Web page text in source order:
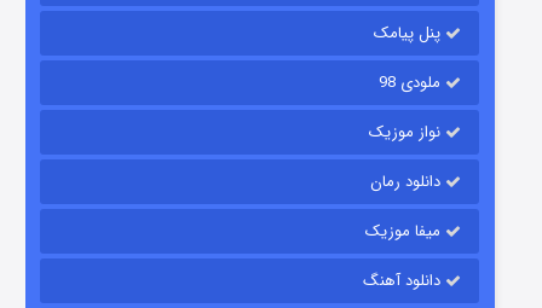
قسمت
پنل پیامک
ملودی 98
نواز موزیک
دانلود رمان
میفا موزیک
دانلود آهنگ